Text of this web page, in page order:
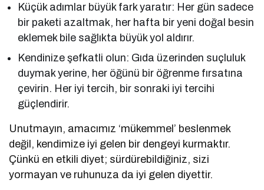
Küçük adımlar büyük fark yaratır: Her gün sadece
bir paketi azaltmak, her hafta bir yeni doğal besin
eklemek bile sağlıkta büyük yol aldırır.
Kendinize şefkatli olun: Gıda üzerinden suçluluk
duymak yerine, her öğünü bir öğrenme fırsatına
çevirin. Her iyi tercih, bir sonraki iyi tercihi
güçlendirir.
Unutmayın, amacımız ‘mükemmel’ beslenmek
değil, kendimize iyi gelen bir dengeyi kurmaktır.
Çünkü en etkili diyet; sürdürebildiğiniz, sizi
yormayan ve ruhunuza da iyi gelen diyettir.